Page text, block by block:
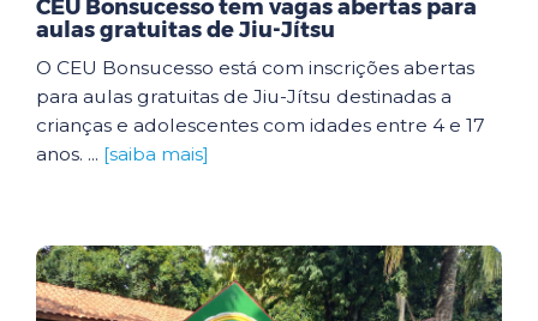
CEU Bonsucesso tem vagas abertas para
aulas gratuitas de Jiu-Jítsu
O CEU Bonsucesso está com inscrições abertas
para aulas gratuitas de Jiu-Jítsu destinadas a
crianças e adolescentes com idades entre 4 e 17
anos. ... [saiba mais]